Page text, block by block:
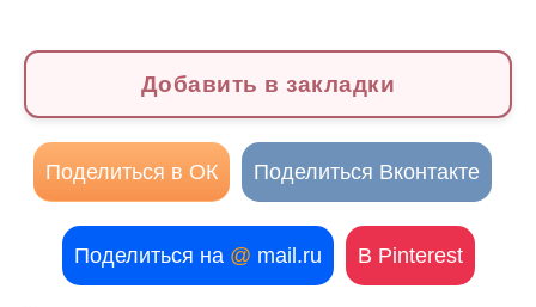
Добавить в закладки
Поделиться в ОК Поделиться Вконтакте
Поделиться на @ mail.ru В Pinterest